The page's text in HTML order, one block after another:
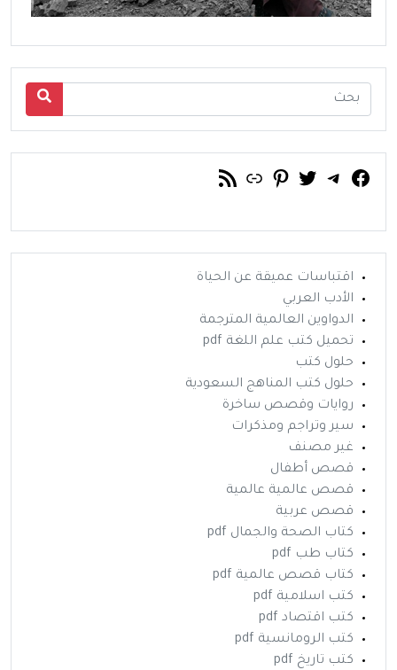
فيسبوك
تيليجرام
تويتربينتريست
رابطخلاصة RSS
اقتباسات عميقة عن الحياة
الأدب العربي
الدواوين العالمية المترجمة
تحميل كتب علم اللغة pdf
حلول كتب
حلول كتب المناهج السعودية
روايات وقصص ساخرة
سير وتراجم ومذكرات
غير مصنف
قصص أطفال
قصص عالمية عالمية
قصص عربية
كتاب الصحة والجمال pdf
كتاب طب pdf
كتاب قصص عالمية pdf
كتب اسلامية pdf
كتب اقتصاد pdf
كتب الرومانسية pdf
كتب تاريخ pdf